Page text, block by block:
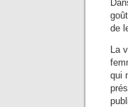
de
La
qui